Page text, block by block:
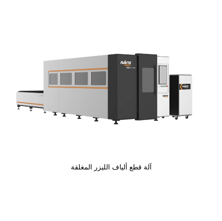
آلة قطع ألياف الليزر المغلقة